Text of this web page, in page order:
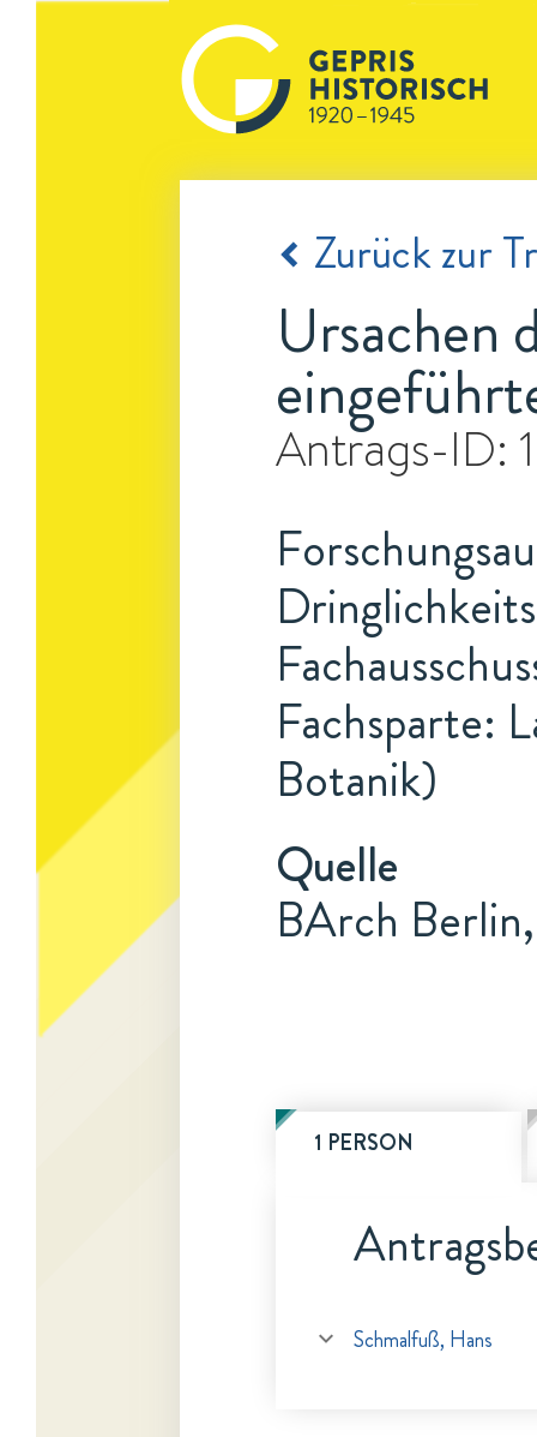
Zurück zur
Ursachen
Antrags-ID:
Fachsparte:
Botanik)
Quelle
BArch
1 PERSON
Schmalfuß, Hans